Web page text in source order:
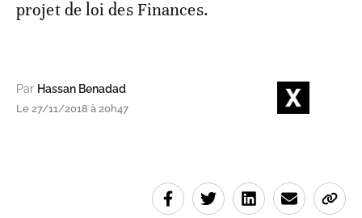
projet de loi des Finances.
Par Hassan Benadad
Le 27/11/2018 à 20h47